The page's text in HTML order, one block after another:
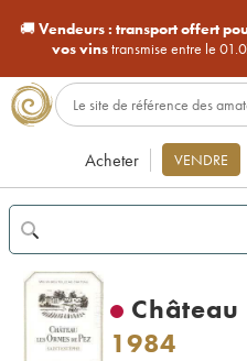
🚚Vendeurs : transport offert
vos vinstransmise entre le
Acheter VENDRE
Château
1984